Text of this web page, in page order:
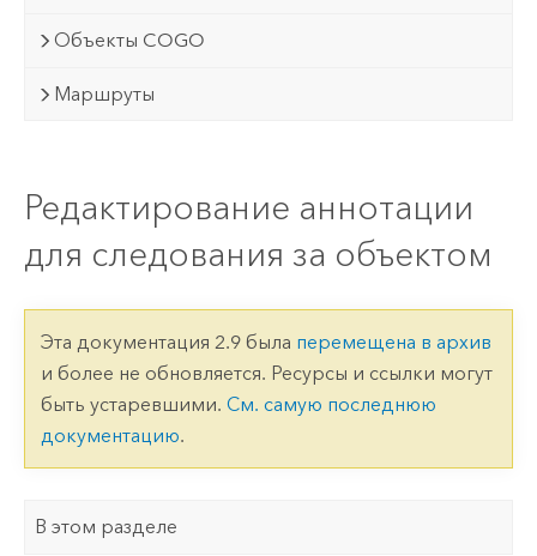
Объекты COGO
Маршруты
Редактирование аннотации
для следования за объектом
Эта документация 2.9 была перемещена в архив
и более не обновляется. Ресурсы и ссылки могут
быть устаревшими. См. самую последнюю
документацию.
В этом разделе